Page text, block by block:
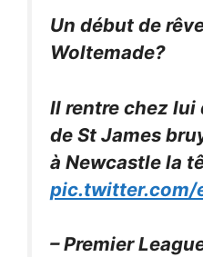
Un début de
Woltemade?
Il rentre chez lui
de St James
à Newcastle la
pic.twitter.com/
– Premier